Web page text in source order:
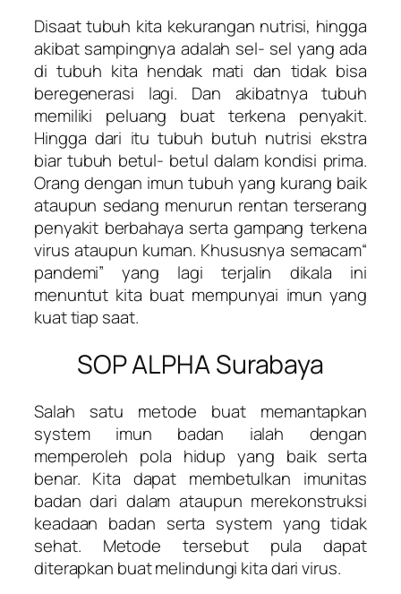
Disaat tubuh kita kekurangan nutrisi, hingga
akibat sampingnya adalah sel- sel yang ada
di tubuh kita hendak mati dan tidak bisa
beregenerasi lagi. Dan akibatnya tubuh
memiliki peluang buat terkena penyakit.
Hingga dari itu tubuh butuh nutrisi ekstra
biar tubuh betul- betul dalam kondisi prima.
Orang dengan imun tubuh yang kurang baik
ataupun sedang menurun rentan terserang
penyakit berbahaya serta gampang terkena
virus ataupun kuman. Khususnya semacam“
pandemi” yang lagi terjalin dikala ini
menuntut kita buat mempunyai imun yang
kuat tiap saat.
SOP ALPHA Surabaya
Salah satu metode buat memantapkan
system imun badan ialah dengan
memperoleh pola hidup yang baik serta
benar. Kita dapat membetulkan imunitas
badan dari dalam ataupun merekonstruksi
keadaan badan serta system yang tidak
sehat. Metode tersebut pula dapat
diterapkan buat melindungi kita dari virus.